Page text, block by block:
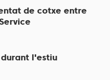
de cotxe entre
l'estiu